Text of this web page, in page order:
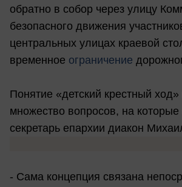
обратно в собор через улицу
безопасного движения
центральных улицах краевой
временное ограничение
Понятие «детский крестный
множество вопросов, на которые
секретарь епархии диакон
- Сама концепция связана